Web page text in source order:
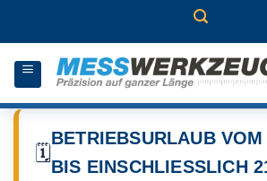
🗓️
BETRIEBSURLAUB
BIS EINSCHLIESSLICH